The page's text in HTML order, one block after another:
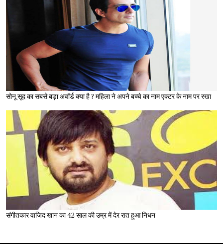
सोनू सूद का सबसे बड़ा अवॉर्ड क्या है ? महिला ने अपने बच्चे का नाम एक्टर के नाम पर रखा
संगीतकार वाजिद खान का 42 साल की उम्र में देर रात हुआ निधन